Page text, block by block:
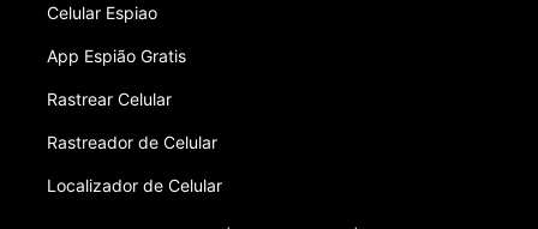
Celular Espiao
App Espião Gratis
Rastrear Celular
Rastreador de Celular
Localizador de Celular